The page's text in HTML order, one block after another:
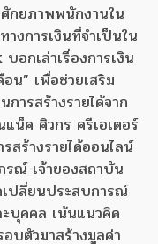
ยภาพพนักงานใน
งการเงินที่จำเป็นใน
อกเล่าเรื่องการเงิน
น” เพื่อช่วยเสริม
การสร้างรายได้จาก
น็ค ศิวกร ครีเอเตอร์
สร้างรายได้ออนไลน์
ณ์ เจ้าของสถาบัน
ปลี่ยนประสบการณ์
บุคคล เน้นแนวคิด
บตัวมาสร้างมูลค่า